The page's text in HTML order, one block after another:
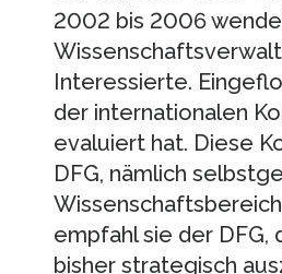
2002 bis 2006
Interessierte.
der internationalen
evaluiert hat. Diese
DFG, nämlich
empfahl sie der
bisher strategisch